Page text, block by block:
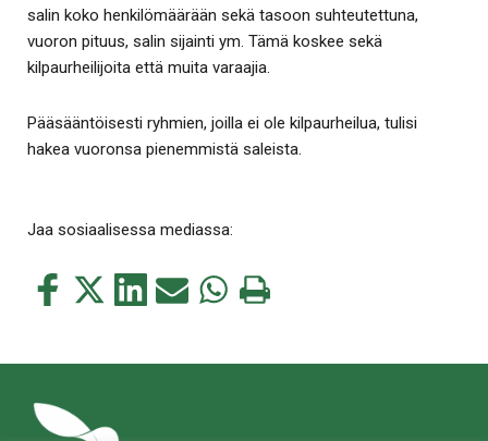
salin koko henkilömäärään sekä tasoon suhteutettuna,
vuoron pituus, salin sijainti ym. Tämä koskee sekä
kilpaurheilijoita että muita varaajia.
Pääsääntöisesti ryhmien, joilla ei ole kilpaurheilua, tulisi
hakea vuoronsa pienemmistä saleista.
Jaa sosiaalisessa mediassa:
Jaa
Jaa
Jaa Jaa Jaa Tulosta